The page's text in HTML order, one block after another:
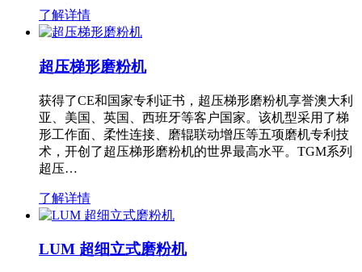
了解详情
超压梯形磨粉机
获得了CE和国家专利证书，超压梯形磨粉机享誉澳大利
亚、美国、英国、西班牙等客户国家。该机型采用了梯
形工作面、柔性连接、磨辊联动增压等五项磨机专利技
术，开创了超压梯形磨粉机的世界最高水平。TGM系列
超压…
了解详情
LUM 超细立式磨粉机